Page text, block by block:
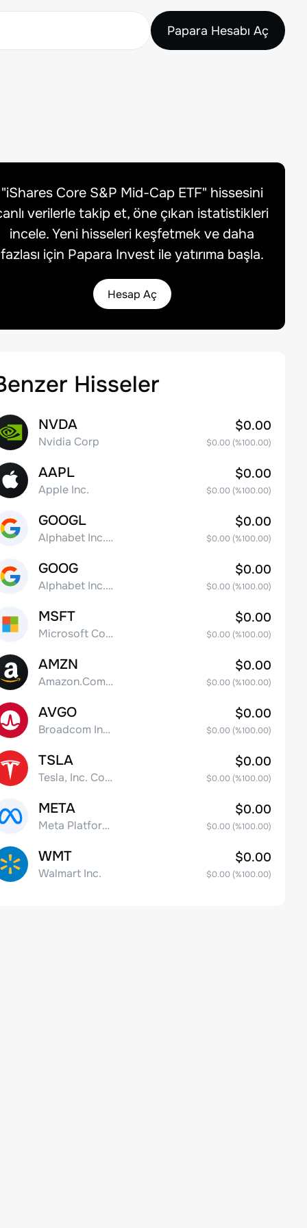
Papara Hesabı Aç
"iShares Core S&P Mid-Cap ETF" hissesini
verilerle takip et, öne çıkan istatistikleri
incele. Yeni hisseleri keşfetmek ve daha
fazlası için Papara Invest ile yatırıma başla.
Hesap Aç
Hisseler
NVDA
Nvidia Corp
$0.00
$0.00(%100.00)
AAPL
Apple Inc.
$0.00
$0.00(%100.00)
GOOGL
Alphabet Inc. Class A Common Stock
$0.00
$0.00(%100.00)
GOOG
Alphabet Inc. Class C Capital Stock
$0.00
$0.00(%100.00)
MSFT
Microsoft Corp
$0.00
$0.00(%100.00)
AMZN
Amazon.Com Inc
$0.00
$0.00(%100.00)
AVGO
Broadcom Inc. Common Stock
$0.00
$0.00(%100.00)
TSLA
Tesla, Inc. Common Stock
$0.00
$0.00(%100.00)
META
Meta Platforms, Inc. Class A Common Stock
$0.00
$0.00(%100.00)
WMT
Walmart Inc.
$0.00
$0.00(%100.00)